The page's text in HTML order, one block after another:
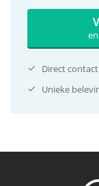
Direct
Unieke